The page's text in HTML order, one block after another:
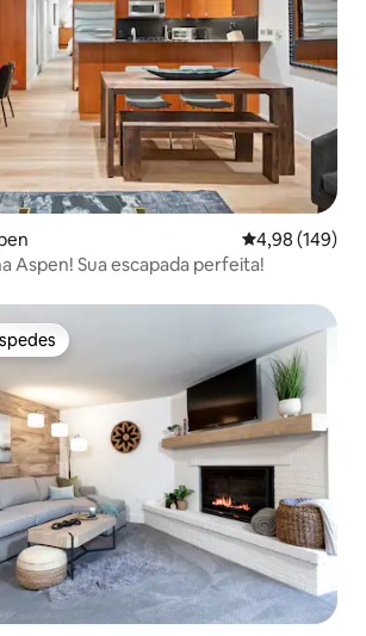
4,98 de uma
4,98 (149)
Aspen! Sua escapada perfeita!